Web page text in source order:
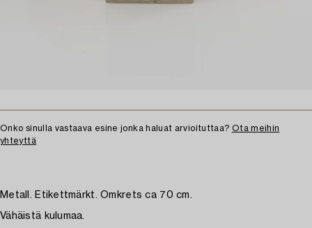
Onko sinulla vastaava esine jonka haluat arvioituttaa? Ota meihin
yhteyttä
Metall. Etikettmärkt. Omkrets ca 70 cm.
Vähäistä kulumaa.